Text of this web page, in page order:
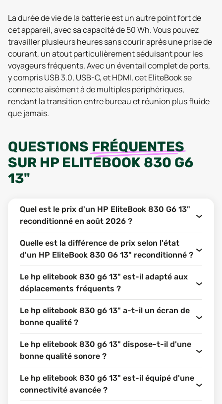
La durée de vie de la batterie est un autre point fort de
cet appareil, avec sa capacité de 50 Wh. Vous pouvez
travailler plusieurs heures sans courir après une prise de
courant, un atout particulièrement séduisant pour les
voyageurs fréquents. Avec un éventail complet de ports,
y compris USB 3.0, USB-C, et HDMI, cet EliteBook se
connecte aisément à de multiples périphériques,
rendant la transition entre bureau et réunion plus fluide
que jamais.
QUESTIONS FRÉQUENTES
SUR HP ELITEBOOK 830 G6
13"
Quel est le prix d'un HP EliteBook 830 G6 13"
reconditionné en août 2026 ?
Quelle est la différence de prix selon l'état
d'un HP EliteBook 830 G6 13" reconditionné ?
Le hp elitebook 830 g6 13" est-il adapté aux
déplacements fréquents ?
Le hp elitebook 830 g6 13" a-t-il un écran de
bonne qualité ?
Le hp elitebook 830 g6 13" dispose-t-il d'une
bonne qualité sonore ?
Le hp elitebook 830 g6 13" est-il équipé d'une
connectivité avancée ?